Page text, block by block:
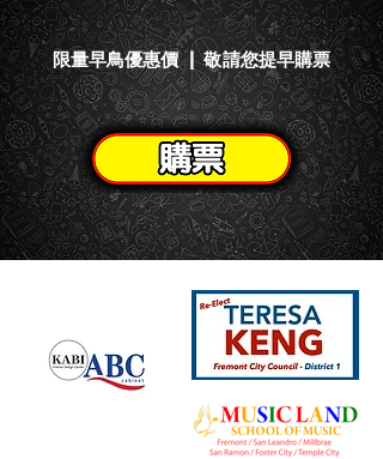
限量早鳥優惠價 | 敬請您提早購票